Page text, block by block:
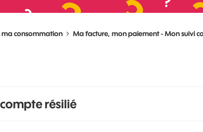
ma consommation Ma facture, mon paiement - Mon suivi
résilié